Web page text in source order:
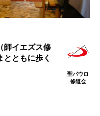
師イエズス修
ともに歩く
聖パウロ
修道会